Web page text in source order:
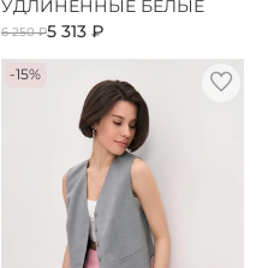
УДЛИНЕННЫЕ БЕЛЫЕ
6 250 ₽5 313 ₽
-15%